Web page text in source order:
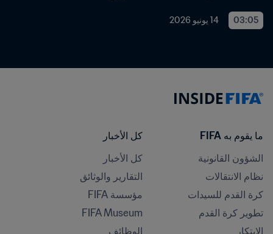
03:05 14 يونيو 2026
ما يقوم به FIFA
الشؤون القانونية
نظام الانتقالات
كرة القدم للسيدات
تطوير كرة القدم
الابتكار
كل الأخبار
كل الأخبار
التقارير والوثائق
مؤسسة FIFA
FIFA Museum
الوظائف